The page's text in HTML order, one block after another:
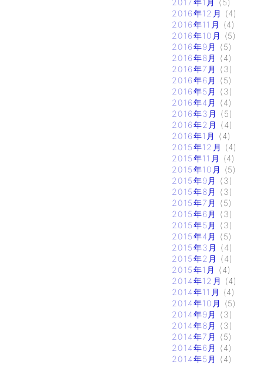
2017年1月
(5)
2016年12月
(4)
2016年11月
(4)
2016年10月
(5)
2016年9月
(5)
2016年8月
(4)
2016年7月
(3)
2016年6月
(5)
2016年5月
(3)
2016年4月
(4)
2016年3月
(5)
2016年2月
(4)
2016年1月
(4)
2015年12月
(4)
2015年11月
(4)
2015年10月
(5)
2015年9月
(3)
2015年8月
(3)
2015年7月
(5)
2015年6月
(3)
2015年5月
(3)
2015年4月
(5)
2015年3月
(4)
2015年2月
(4)
2015年1月
(4)
2014年12月
(4)
2014年11月
(4)
2014年10月
(5)
2014年9月
(3)
2014年8月
(3)
2014年7月
(5)
2014年6月
(4)
2014年5月
(4)